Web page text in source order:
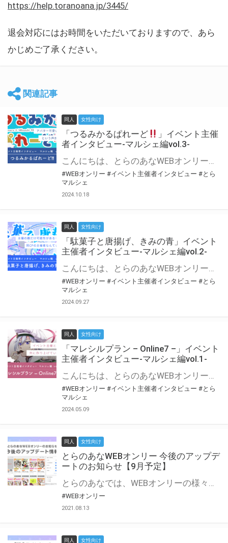
https://help.toranoana.jp/3445/
退会対応にはお時間をいただいておりますので、あら
かじめご了承ください。
関連記事
同人 女性向け
「つるみかるぱれーど
」イベント主催
者インタビュー-マルシェ編vol.3-
こんにちは、とらのあなWEBオンリー運営スタッフです。 新たにお届けする、イベント主催者インタビュー-マルシェ編-は、 とらのあなWEBオンリー「マルシェ」をご利用した主催様に 「マルシェ」を使って開催した感想や心がけをお聞きする企画です。 今回は、WEBオンリー初開催「つるみかるぱれーど
#WEBオンリー #イベント主催者インタビュー #とら
マルシェ
2024.10.18
同人 女性向け
「駄菓子と唐揚げ、きみの青」イベント
主催者インタビュー-マルシェ編vol.2-
こんにちは、とらのあなWEBオンリー運営スタッフです。 新たにお届けする、イベント主催者インタビュー-マルシェ編-は、 とらのあなWEBオンリー「マルシェ」をご利用の主催様に 「マルシェ」を使ってイベントを開催した感想や心がけをお聞きする企画です。 今回は、WEBオンリー初開催「駄菓子と唐揚げ、きみの青」より、 主催のぎこ六屋様にお話を伺いました。 協力：ぎこ六屋様／イベント公式Twitter（@krkgwks） とらのあなWEBオンリー「マルシェ」とは？ WEBオンリーでリアルタイムでコミュニケーションがとれるオンライン会場です。
#WEBオンリー #イベント主催者インタビュー #とら
マルシェ
2024.09.27
同人 女性向け
「マレシルプラン – Online7 –」イベント
主催者インタビュー-マルシェ編vol.1-
こんにちは、とらのあなWEBオンリー運営スタッフです。 新たにお届けする、イベント主催者インタビュー-マルシェ編-は、 とらのあなWEBオンリー「マルシェ」をご利用した主催様に 「マルシェ」を使って開催した感想や心がけをお聞きする企画です。 今回は、WEBオンリー開催7回目迎えた「マレシルプラン – Online7 –」より、 主催の玉川うた様にお話を伺いました。 ▼マレシルプランのインタビュー前回記事 「イベント主催者インタビュー vol.6」はこちら 協力：玉川うた様（マレシルプラン実行委員会 代表）／イベント公式Twitter（@mallesil_plan） とらのあなWEBオンリー「マルシェ」とは？ WEBオンリーでリアルタイムでコミュニケーションがとれるオンライン会場です。
#WEBオンリー #イベント主催者インタビュー #とら
マルシェ
2024.05.09
同人 女性向け
とらのあなWEBオンリー 今後のアップデ
ートのお知らせ【9月予定】
とらのあなでは、WEBオンリーの様々な支援を実施しています。 今回は2021年9月に実装を予定しているアップデート情報についてご紹介いたします。 とらのあなWEBオンリーサイトはこちら
#WEBオンリー
2021.08.13
同人 女性向け